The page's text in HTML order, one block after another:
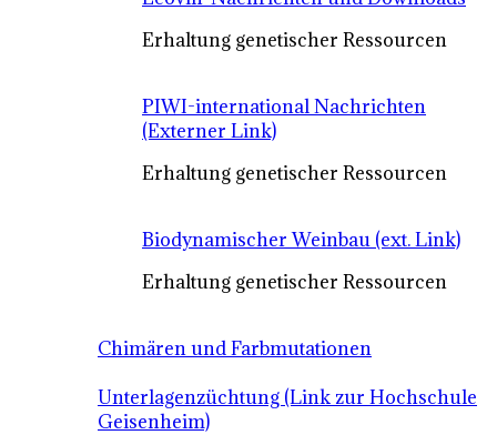
Erhaltung genetischer Ressourcen
PIWI-international Nachrichten
(Externer Link)
Erhaltung genetischer Ressourcen
Biodynamischer Weinbau (ext. Link)
Erhaltung genetischer Ressourcen
Chimären und Farbmutationen
Unterlagenzüchtung (Link zur Hochschule
Geisenheim)